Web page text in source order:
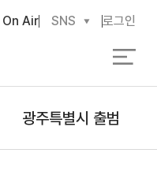
On Air SNS 로그인
광주특별시 출범